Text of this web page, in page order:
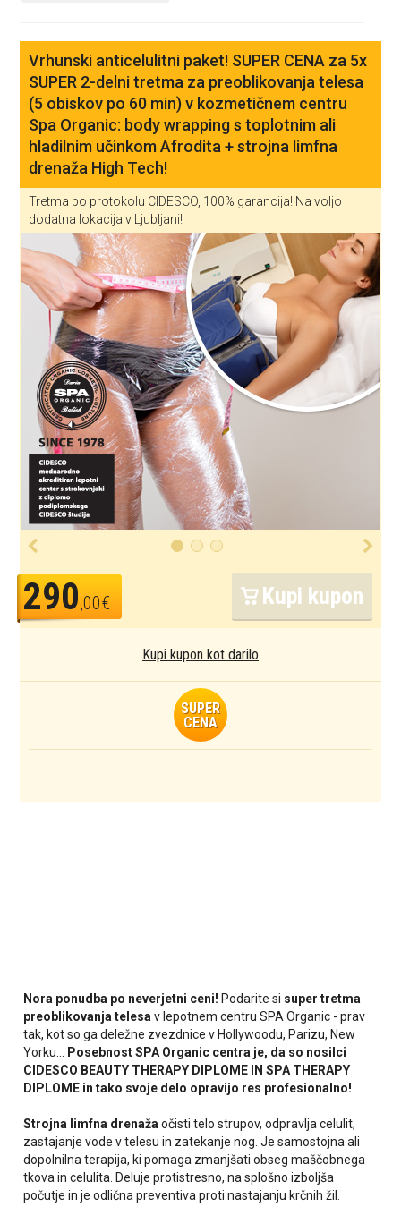
Vrhunski anticelulitni paket! SUPER CENA za 5x
SUPER 2-delni tretma za preoblikovanja telesa
(5 obiskov po 60 min) v kozmetičnem centru
Spa Organic: body wrapping s toplotnim ali
hladilnim učinkom Afrodita + strojna limfna
drenaža High Tech!
Tretma po protokolu CIDESCO, 100% garancija! Na voljo
dodatna lokacija v Ljubljani!
290,00€ Kupi kupon
Kupi kupon kot darilo
SUPER
CENA
Nora ponudba po neverjetni ceni! Podarite si super tretma
preoblikovanja telesa v lepotnem centru SPA Organic - prav
tak, kot so ga deležne zvezdnice v Hollywoodu, Parizu, New
Yorku...
Posebnost SPA Organic centra je, da so nosilci
CIDESCO BEAUTY THERAPY DIPLOME IN SPA THERAPY
DIPLOME in tako svoje delo opravijo res profesionalno!
Strojna limfna drenažaočisti telo strupov, odpravlja celulit,
zastajanje vode v telesu in zatekanje nog. Je samostojna ali
dopolnilna terapija, ki pomaga zmanjšati obseg maščobnega
tkova in celulita. Deluje protistresno, na splošno izboljša
počutje in je odlična preventiva proti nastajanju krčnih žil.